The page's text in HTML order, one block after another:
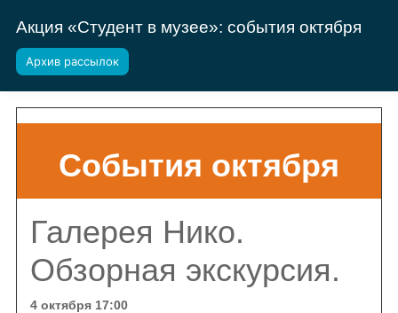
Акция «Студент в музее»: события октября
Архив рассылок
События октября
Галерея Нико.
Обзорная экскурсия.
4 октября 17:00